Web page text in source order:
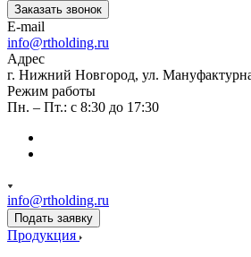
Заказать звонок
E-mail
info@rtholding.ru
Адрес
г. Нижний Новгород, ул.
Режим работы
Пн. – Пт.: с 8:30 до 17:30
info@rtholding.ru
Подать заявку
Продукция